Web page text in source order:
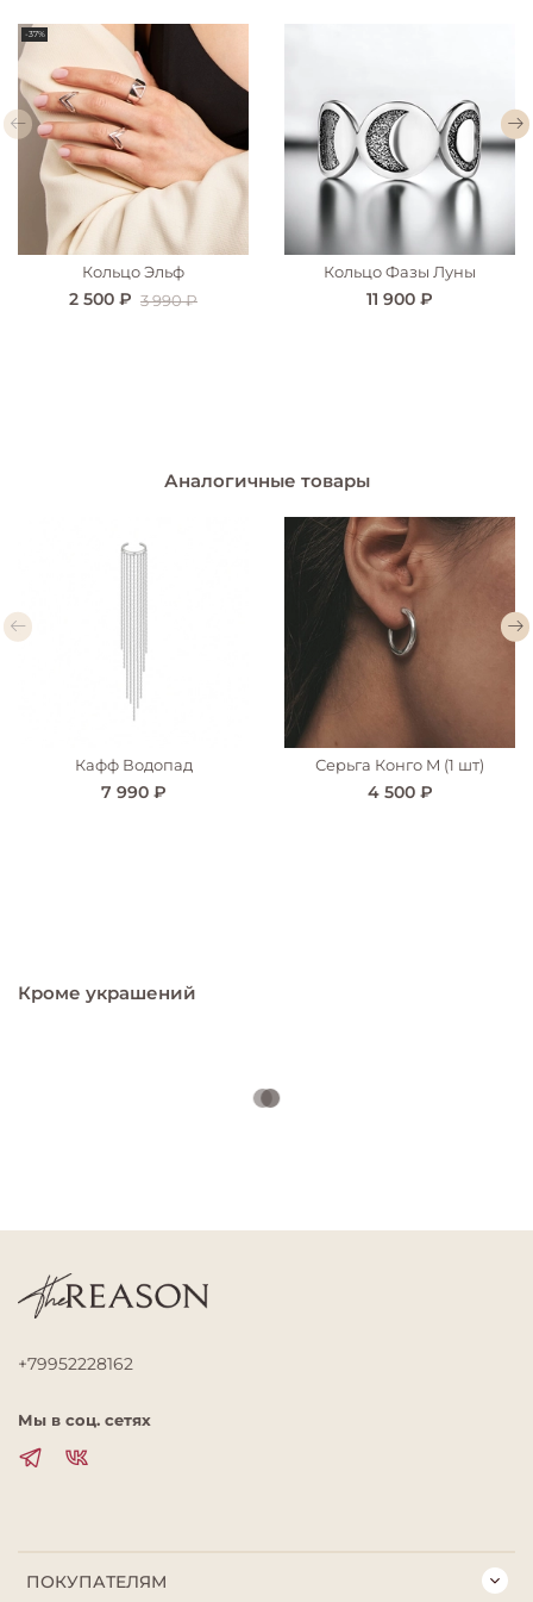
-37%
Кольцо Эльф
2 500 ₽ 3 990 ₽
Кольцо Фазы Луны
11 900 ₽
Аналогичные товары
Кафф Водопад
7 990 ₽
Серьга Конго M (1 шт)
4 500 ₽
Кроме украшений
ПОКУПАТЕЛЯМ
+79952228162
Мы в соц. сетях